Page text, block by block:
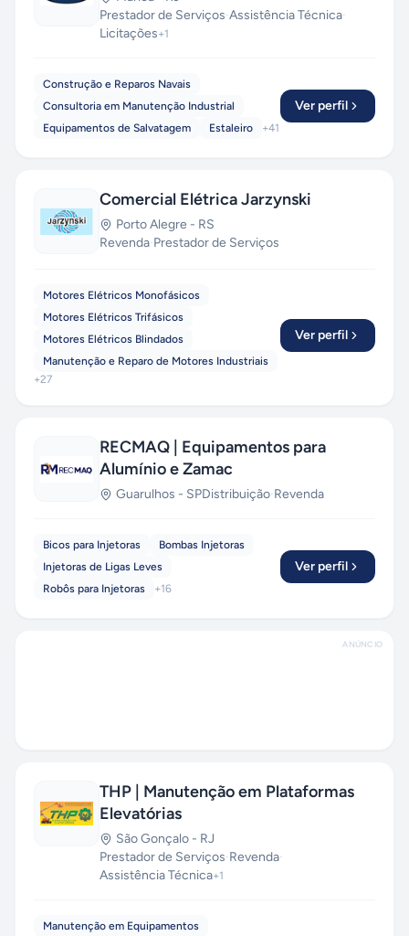
Prestador de Serviços·Assistência Técnica·
Licitações+1
Construção e Reparos Navais
Consultoria em Manutenção Industrial
Equipamentos de Salvatagem
Estaleiro +41
Ver perfil
Comercial Elétrica Jarzynski
Porto Alegre - RS
Revenda·Prestador de Serviços
Motores Elétricos Monofásicos
Motores Elétricos Trifásicos
Motores Elétricos Blindados
Manutenção e Reparo de Motores Industriais
+27
Ver perfil
RECMAQ | Equipamentos para
Alumínio e Zamac
Guarulhos - SPDistribuição·Revenda
Bicos para Injetoras
Bombas Injetoras
Injetoras de Ligas Leves
Robôs para Injetoras
+16
Ver perfil
ANÚNCIO
THP | Manutenção em Plataformas
Elevatórias
São Gonçalo - RJ
Prestador de Serviços·Revenda·
Assistência Técnica+1
Manutenção em Equipamentos